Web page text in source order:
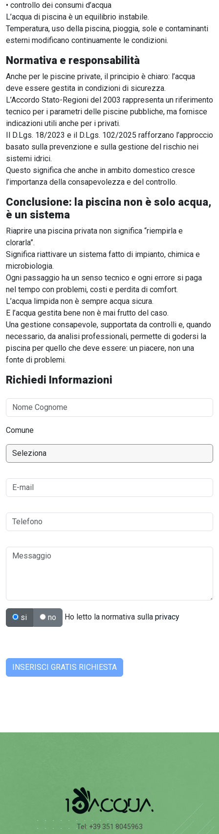
• controllo dei consumi d’acqua
L’acqua di piscina è un equilibrio instabile.
Temperatura, uso della piscina, pioggia, sole e contaminanti
esterni modificano continuamente le condizioni.
Normativa e responsabilità
Anche per le piscine private, il principio è chiaro: l’acqua
deve essere gestita in condizioni di sicurezza.
L’Accordo Stato-Regioni del 2003 rappresenta un riferimento
tecnico per i parametri delle piscine pubbliche, ma fornisce
indicazioni utili anche per i privati.
Il D.Lgs. 18/2023 e il D.Lgs. 102/2025 rafforzano l’approccio
basato sulla prevenzione e sulla gestione del rischio nei
sistemi idrici.
Questo significa che anche in ambito domestico cresce
l’importanza della consapevolezza e del controllo.
Conclusione: la piscina non è solo acqua,
è un sistema
Riaprire una piscina privata non significa “riempirla e
clorarla”.
Significa riattivare un sistema fatto di impianto, chimica e
microbiologia.
Ogni passaggio ha un senso tecnico e ogni errore si paga
nel tempo con problemi, costi e perdita di comfort.
L’acqua limpida non è sempre acqua sicura.
E l’acqua gestita bene non è mai frutto del caso.
Una gestione consapevole, supportata da controlli e, quando
necessario, da analisi professionali, permette di godersi la
piscina per quello che deve essere: un piacere, non una
fonte di problemi.
Richiedi Informazioni
Comune
si no Ho letto la normativa sulla privacy
Tel: +39 351 8045963